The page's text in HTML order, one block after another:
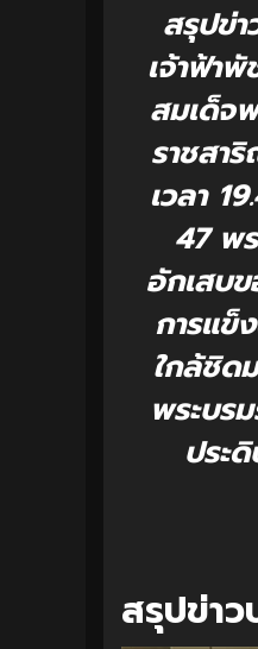
สรุปข่า
เจ้าฟ้า
สมเด็จ
ราชสา
เวลา
47 พ
อักเสบ
การแข็
ใกล้ชิด
พระบร
ประ
สรุปข่าว